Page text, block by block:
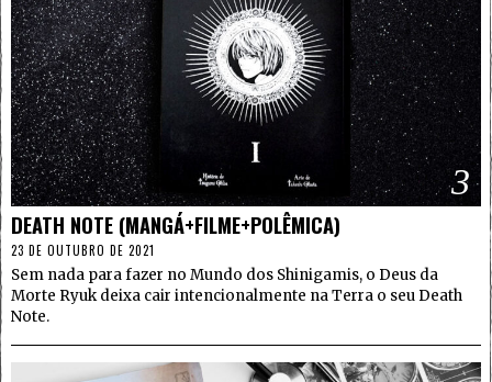
3
DEATH NOTE (MANGÁ+FILME+POLÊMICA)
23 DE OUTUBRO DE 2021
Sem nada para fazer no Mundo dos Shinigamis, o Deus da
Morte Ryuk deixa cair intencionalmente na Terra o seu Death
Note.